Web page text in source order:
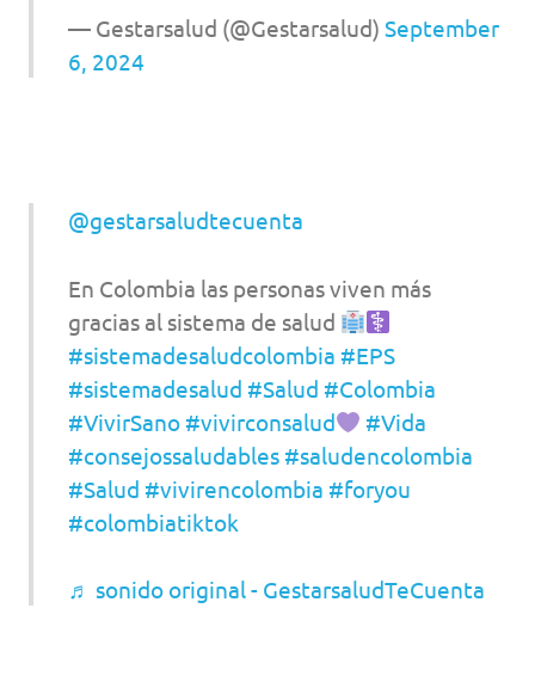
— Gestarsalud (@Gestarsalud) September
6, 2024
@gestarsaludtecuenta
En Colombia las personas viven más
gracias al sistema de salud
#sistemadesaludcolombia #EPS
#sistemadesalud #Salud #Colombia
#VivirSano #vivirconsalud
#Vida
#consejossaludables #saludencolombia
#Salud #vivirencolombia #foryou
#colombiatiktok
♬ sonido original - GestarsaludTeCuenta